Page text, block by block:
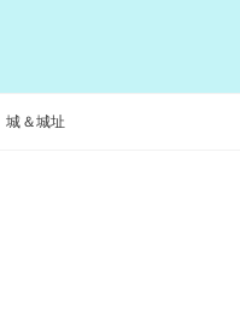
城＆城址